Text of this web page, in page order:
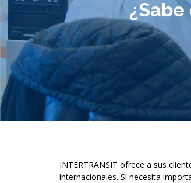
INTERTRANSIT ofrece a sus
internacionales. Si necesita